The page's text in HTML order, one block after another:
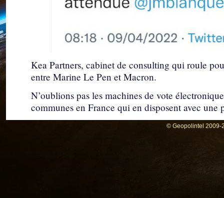
Kea Partners, cabinet de consulting qui roule
entre Marine Le Pen et Macron.
N’oublions pas les machines de vote
communes en France qui en disposent avec
En 2017, nous avons eu un président© Geopolintel 2009-